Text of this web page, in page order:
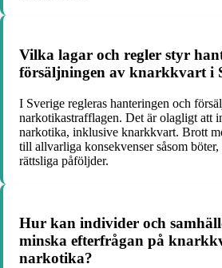
Vilka lagar och regler styr
försäljningen av knarkkvart i
I Sverige regleras hanteringen och
narkotikastrafflagen. Det är olagligt att
narkotika, inklusive knarkkvart. Brott
till allvarliga konsekvenser såsom
rättsliga påföljder.
Hur kan individer och
minska efterfrågan på
narkotika?